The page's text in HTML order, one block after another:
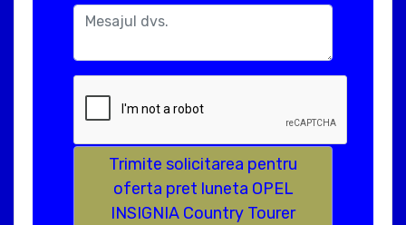
Trimite solicitarea pentru
oferta pret luneta OPEL
INSIGNIA Country Tourer